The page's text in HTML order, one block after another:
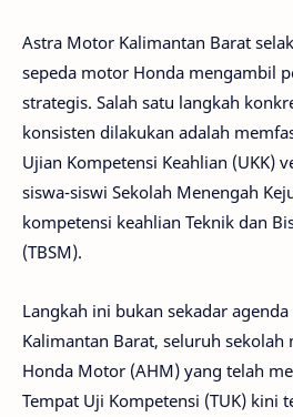
Astra Motor Kalimantan Barat
sepeda motor Honda mengambil
strategis. Salah satu langkah
konsisten dilakukan adalah
Ujian Kompetensi Keahlian (UKK)
siswa-siswi Sekolah Menengah
kompetensi keahlian Teknik dan
(TBSM).
Langkah ini bukan sekadar
Kalimantan Barat, seluruh sekolah
Honda Motor (AHM) yang telah
Tempat Uji Kompetensi (TUK) kini